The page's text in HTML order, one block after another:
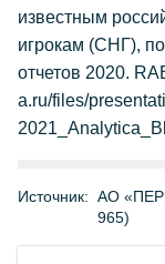
известным
игрокам (СНГ),
отчетов 2020.
a.ru/files/
Источник: АО
965)